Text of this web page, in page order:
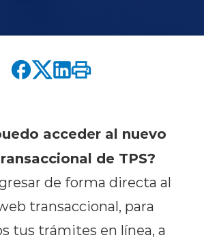
acceder al nuevo
de TPS?
de forma directa al
transaccional, para
tus trámites en línea, a